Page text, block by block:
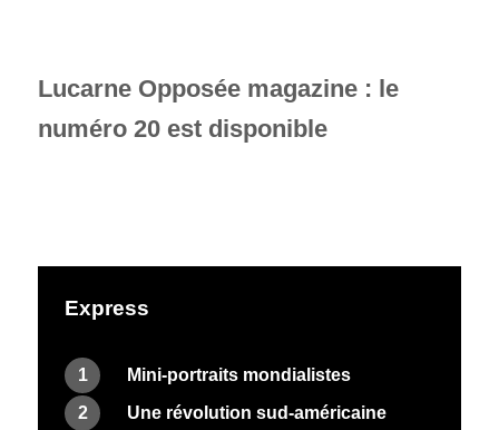
Lucarne Opposée magazine : le
numéro 20 est disponible
Express
1
Mini-portraits mondialistes
2
Une révolution sud-américaine